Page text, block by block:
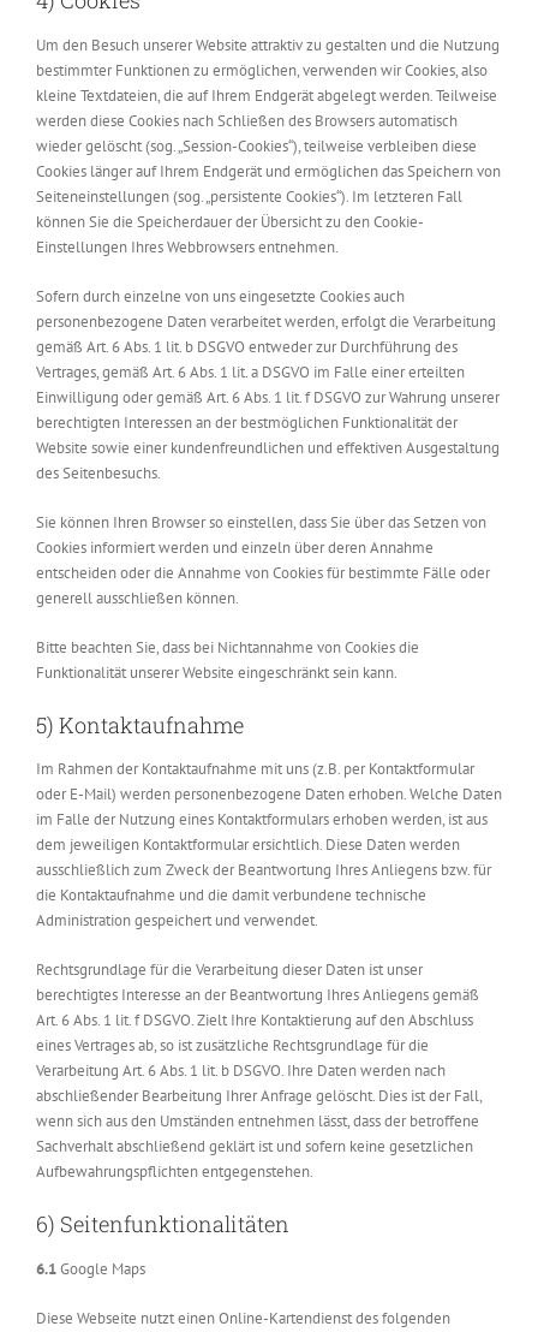
Um den Besuch unserer Website attraktiv zu gestalten und die Nutzung
bestimmter Funktionen zu ermöglichen, verwenden wir Cookies, also
kleine Textdateien, die auf Ihrem Endgerät abgelegt werden. Teilweise
werden diese Cookies nach Schließen des Browsers automatisch
wieder gelöscht (sog. „Session-Cookies“), teilweise verbleiben diese
Cookies länger auf Ihrem Endgerät und ermöglichen das Speichern von
Seiteneinstellungen (sog. „persistente Cookies“). Im letzteren Fall
können Sie die Speicherdauer der Übersicht zu den Cookie-
Einstellungen Ihres Webbrowsers entnehmen.
Sofern durch einzelne von uns eingesetzte Cookies auch
personenbezogene Daten verarbeitet werden, erfolgt die Verarbeitung
gemäß Art. 6 Abs. 1 lit. b DSGVO entweder zur Durchführung des
Vertrages, gemäß Art. 6 Abs. 1 lit. a DSGVO im Falle einer erteilten
Einwilligung oder gemäß Art. 6 Abs. 1 lit. f DSGVO zur Wahrung unserer
berechtigten Interessen an der bestmöglichen Funktionalität der
Website sowie einer kundenfreundlichen und effektiven Ausgestaltung
des Seitenbesuchs.
Sie können Ihren Browser so einstellen, dass Sie über das Setzen von
Cookies informiert werden und einzeln über deren Annahme
entscheiden oder die Annahme von Cookies für bestimmte Fälle oder
generell ausschließen können.
Bitte beachten Sie, dass bei Nichtannahme von Cookies die
Funktionalität unserer Website eingeschränkt sein kann.
5) Kontaktaufnahme
Im Rahmen der Kontaktaufnahme mit uns (z.B. per Kontaktformular
oder E-Mail) werden personenbezogene Daten erhoben. Welche Daten
im Falle der Nutzung eines Kontaktformulars erhoben werden, ist aus
dem jeweiligen Kontaktformular ersichtlich. Diese Daten werden
ausschließlich zum Zweck der Beantwortung Ihres Anliegens bzw. für
die Kontaktaufnahme und die damit verbundene technische
Administration gespeichert und verwendet.
Rechtsgrundlage für die Verarbeitung dieser Daten ist unser
berechtigtes Interesse an der Beantwortung Ihres Anliegens gemäß
Art. 6 Abs. 1 lit. f DSGVO. Zielt Ihre Kontaktierung auf den Abschluss
eines Vertrages ab, so ist zusätzliche Rechtsgrundlage für die
Verarbeitung Art. 6 Abs. 1 lit. b DSGVO. Ihre Daten werden nach
abschließender Bearbeitung Ihrer Anfrage gelöscht. Dies ist der Fall,
wenn sich aus den Umständen entnehmen lässt, dass der betroffene
Sachverhalt abschließend geklärt ist und sofern keine gesetzlichen
Aufbewahrungspflichten entgegenstehen.
6) Seitenfunktionalitäten
6.1Google Maps
Diese Webseite nutzt einen Online-Kartendienst des folgenden